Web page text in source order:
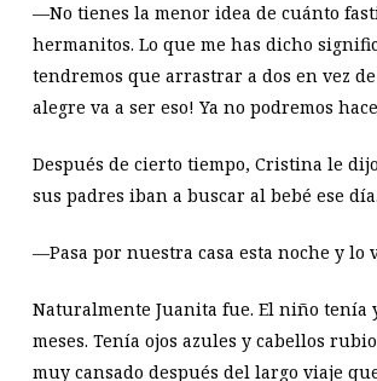
—No tienes la menor idea de cuánto
hermanitos. Lo que me has dicho
tendremos que arrastrar a dos en vez de
alegre va a ser eso! Ya no podremos
Después de cierto tiempo, Cristina le
sus padres iban a buscar al bebé ese
—Pasa por nuestra casa esta noche y lo
Naturalmente Juanita fue. El niño tenía
meses. Tenía ojos azules y cabellos
muy cansado después del largo viaje